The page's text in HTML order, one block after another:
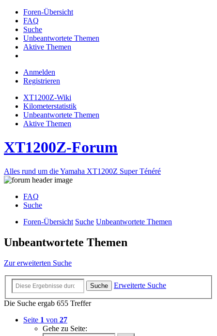
Foren-Übersicht
FAQ
Suche
Unbeantwortete Themen
Aktive Themen
Anmelden
Registrieren
XT1200Z-Wiki
Kilometerstatistik
Unbeantwortete Themen
Aktive Themen
XT1200Z-Forum
Alles rund um die Yamaha XT1200Z Super Ténéré
FAQ
Suche
Foren-Übersicht Suche Unbeantwortete Themen
Unbeantwortete Themen
Zur erweiterten Suche
Suche Erweiterte Suche
Die Suche ergab 655 Treffer
Seite 1 von 27
Gehe zu Seite: